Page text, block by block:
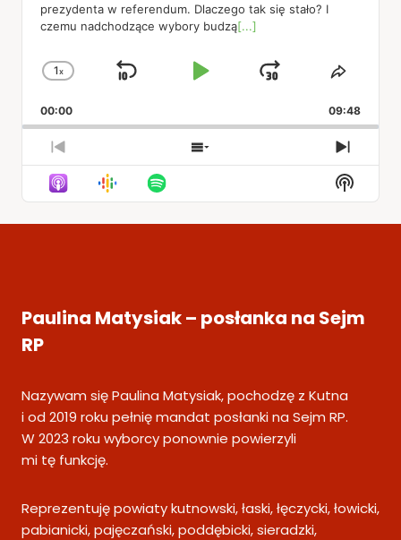
prezydenta w referendum. Dlaczego tak się stało? I
czemu nadchodzące wybory budzą[...]
Change
Rate
1x
Skip
Play
Jump
Forward
Share
00:00 09:48
Previous
Episode
Show
Episodes
Next
Show
Paulina Matysiak – posłanka na Sejm
RP
Nazywam się Paulina Matysiak, pochodzę z Kutna
i od 2019 roku pełnię mandat posłanki na Sejm RP.
W 2023 roku wyborcy ponownie powierzyli
mi tę funkcję.
Reprezentuję powiaty kutnowski, łaski, łęczycki, łowicki,
pabianicki, pajęczański, poddębicki, sieradzki,